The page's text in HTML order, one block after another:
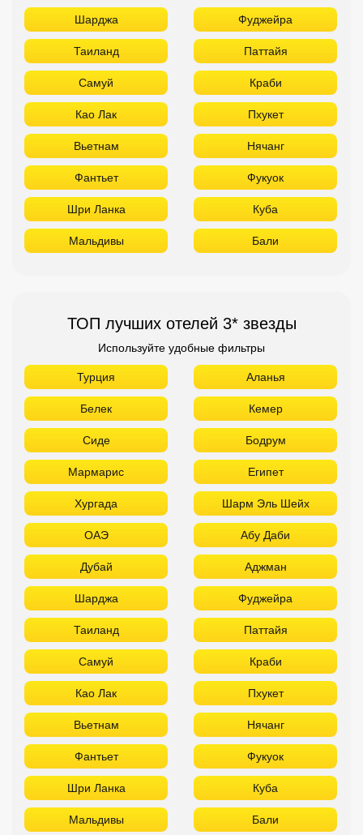
Шарджа Фуджейра
Таиланд Паттайя
Самуй Краби
Као Лак Пхукет
Вьетнам Нячанг
Фантьет Фукуок
Шри Ланка Куба
Мальдивы Бали
ТОП лучших отелей 3* звезды
Используйте удобные фильтры
Турция Аланья
Белек Кемер
Сиде Бодрум
Мармарис Египет
Хургада Шарм Эль Шейх
ОАЭ Абу Даби
Дубай Аджман
Шарджа Фуджейра
Таиланд Паттайя
Самуй Краби
Као Лак Пхукет
Вьетнам Нячанг
Фантьет Фукуок
Шри Ланка Куба
Мальдивы Бали